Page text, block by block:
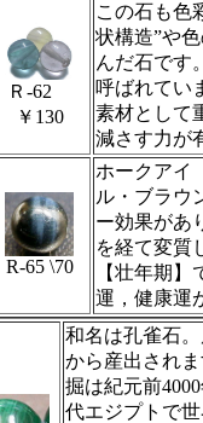
Ｒ‐62
￥130
この石も色
状構造”や
んだ石です
呼ばれてい
素材として
減さす力が
R-65 \70
ホークアイ
ル・ブラウ
ー効果があ
を経て変質
【壮年期
運，健康運
和名は孔雀石
から産出され
掘は紀元前
代エジプトで